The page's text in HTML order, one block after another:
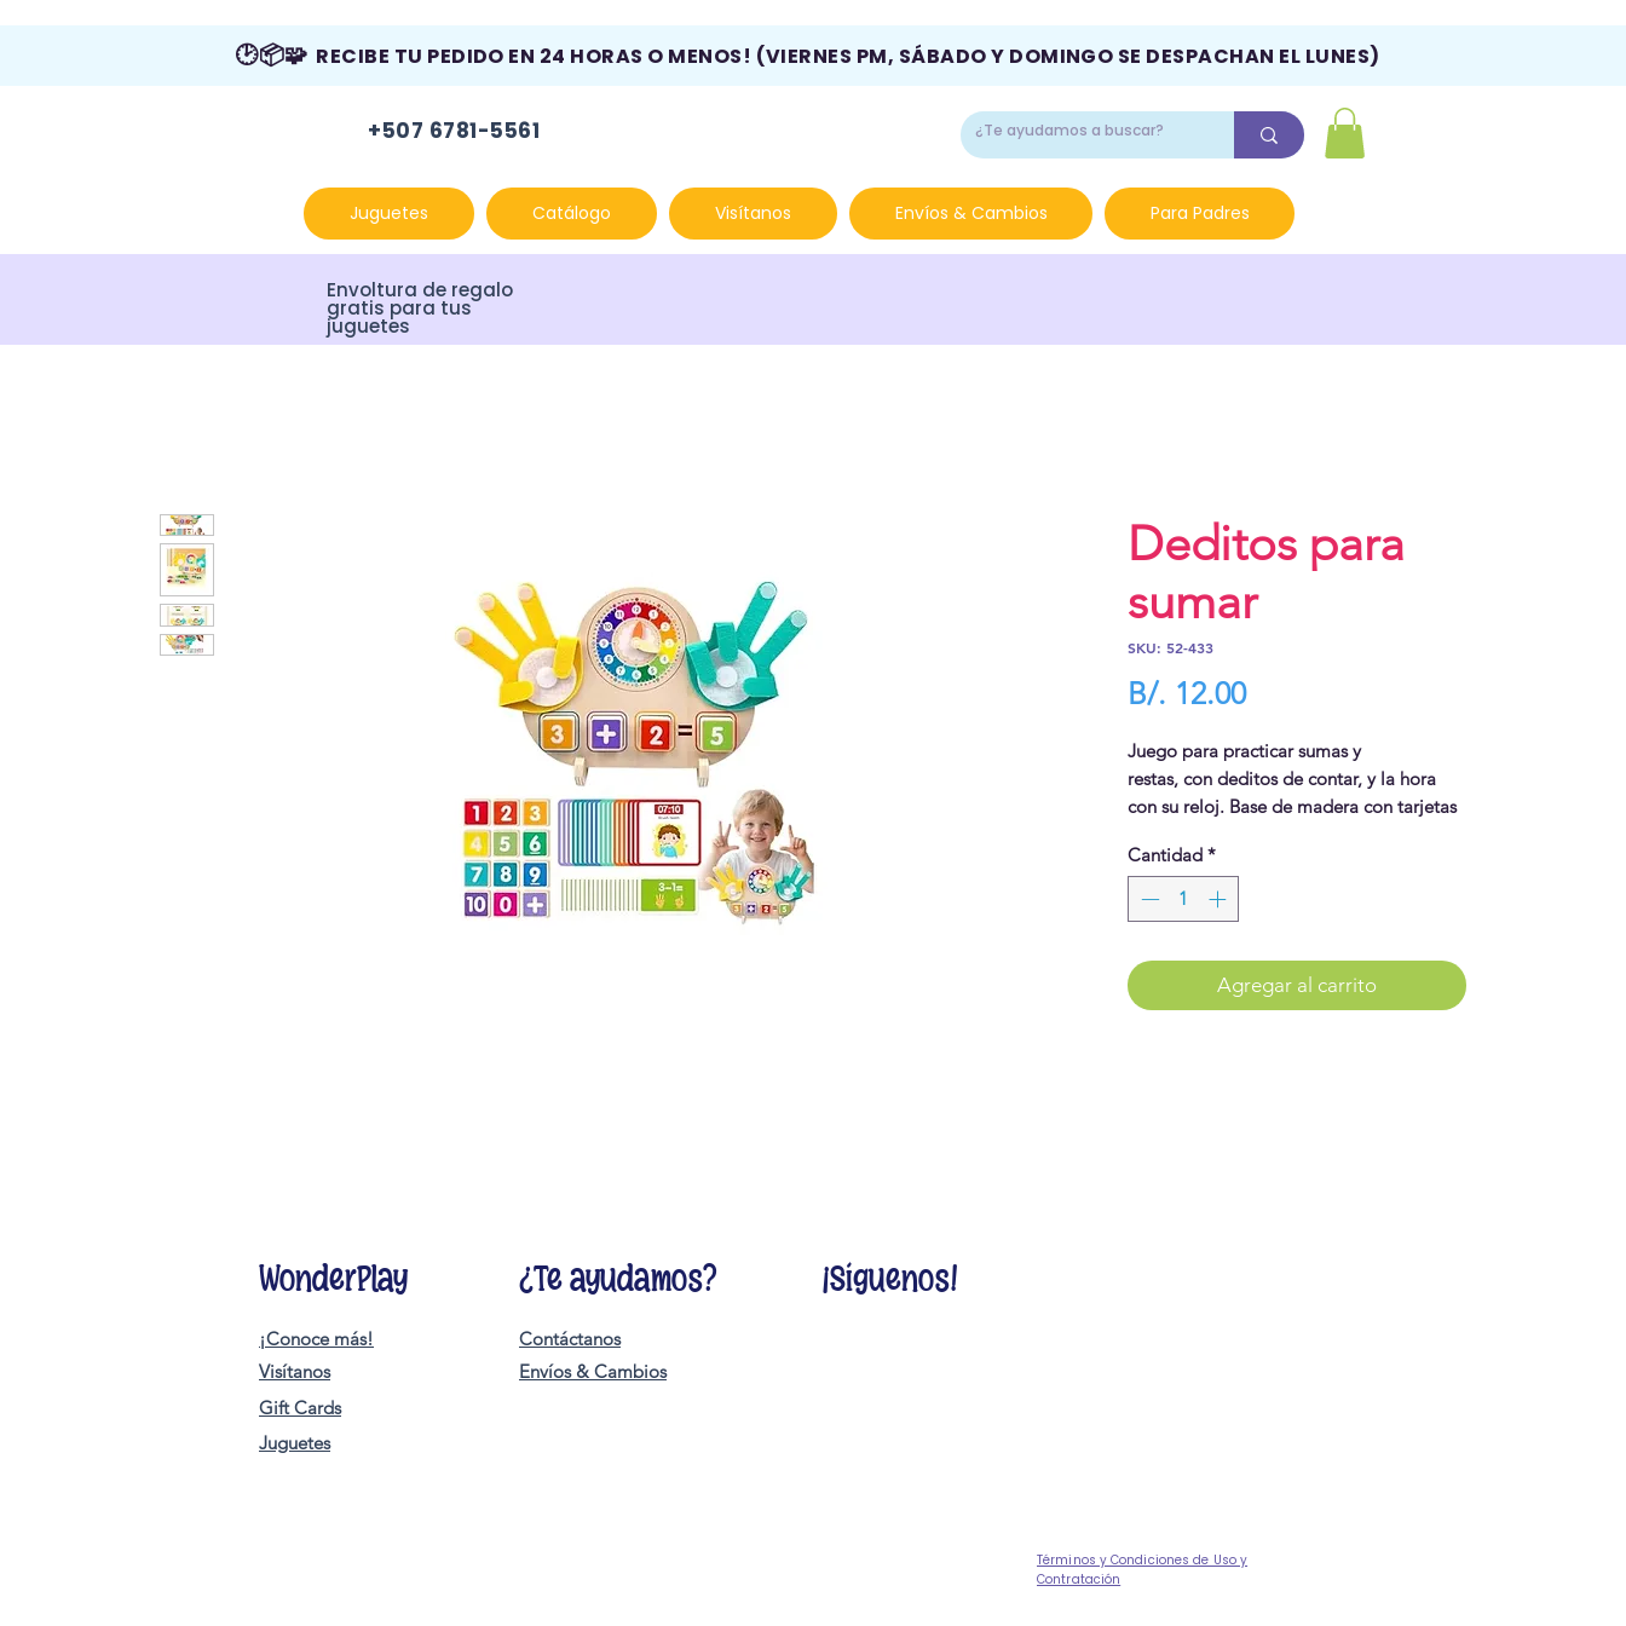
🕑📦🧩 RECIBE TU PEDIDO EN 24 HORAS O MENOS! (VIERNES PM, SÁBADO Y DOMINGO SE DESPACHAN EL LUNES)
+507 6781-5561
Juguetes Catálogo Visítanos Envíos & Cambios Para Padres
Envoltura de regalo
gratis para tus
juguetes
Deditos para
sumar
SKU: 52-433
B/. 12.00Precio
Juego para practicar sumas y
restas, con deditos de contar, y la hora
con su reloj. Base de madera con tarjetas
Cantidad *
Agregar al carrito
WonderPlay
¡Conoce más!
Visítanos
¿Te ayudamos?
Contáctanos
¡Síguenos!
Envíos & Cambios
Gift Cards
Juguetes
Términos y Condiciones de Uso y
Contratación